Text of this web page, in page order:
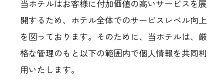
当ホテルはお客様に付加価値の高いサービスを展
開するため、ホテル全体でのサービスレベル向上
を図っております。そのために、当ホテルは、厳
格な管理のもと以下の範囲内で個人情報を共同利
用いたします。